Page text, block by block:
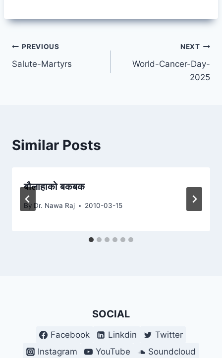
Post
navigation
PREVIOUS
Salute-Martyrs
NEXT
World-Cancer-Day-
2025
Similar Posts
बौलाहाको बकबक
By Dr. Nawa Raj 2010-03-15
SOCIAL
Facebook Linkdin
Twitter
Instagram
YouTube Soundcloud